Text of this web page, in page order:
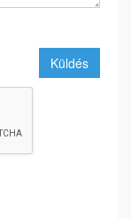
Küldés